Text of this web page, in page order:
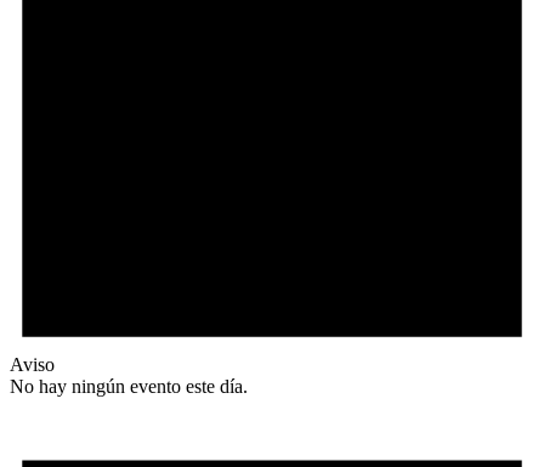
Aviso
No hay ningún evento este día.